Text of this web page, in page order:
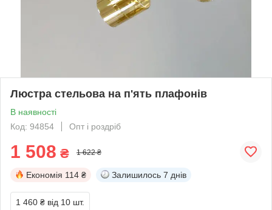
Люстра стельова на п'ять плафонів
В наявності
Код: 94854
Опт і роздріб
1 508 ₴ 1 622 ₴
Економія 114 ₴ Залишилось 7 днів
1 460 ₴ від 10 шт.